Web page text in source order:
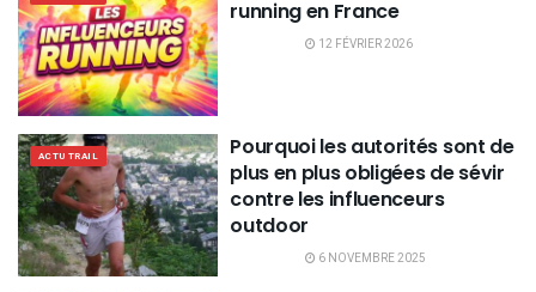
running en France
12 FÉVRIER 2026
ACTU TRAIL
Pourquoi les autorités sont de
plus en plus obligées de sévir
contre les influenceurs
outdoor
6 NOVEMBRE 2025